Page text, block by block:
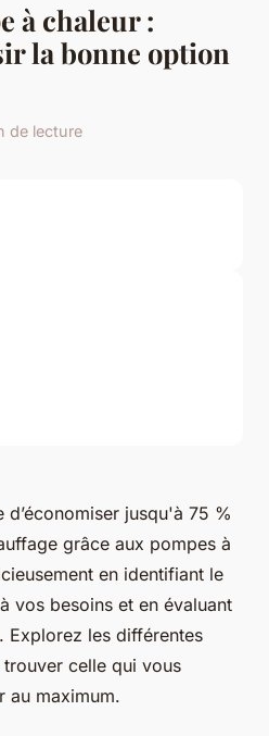
à chaleur :
la bonne option
de lecture
jusqu'à 75 %
grâce aux pompes à
en identifiant le
vos besoins et en évaluant
Explorez les différentes
celle qui vous
au maximum.